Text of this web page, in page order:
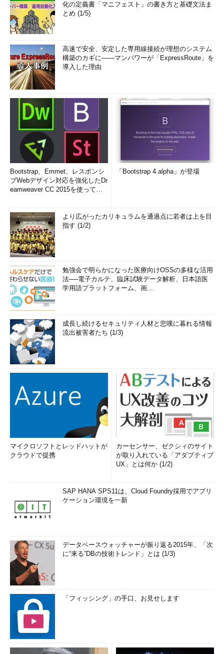
化の定義書「マニフェスト」の書き方と基礎文法ま
とめ (1/5)
高速で安全、安定した専用線接続が理想のシステム
構築のカギに――マンパワーが「ExpressRoute」を
導入した理由
Bootstrap、Emmet、レスポンシ
ブWebデザイン対応を強化したDr
eamweaver CC 2015を使って
「Bootstrap 4 alpha」が登場
より広がったカリキュラムを通過点に若者は上を目
指す (1/2)
勉強会で明らかになった医療向けOSSの多様な活用
法──電子カルテ、臨床試験データ解析、日本語医
学用語プラットフォーム、画...
成長し続けるセキュリティ人材と悲嘆に暮れる情報
流出被害者たち (1/3)
マイクロソフトとレッドハットが
クラウドで提携
カーセンサー、ゼクシィのサイト
が取り入れている「アダプティブ
UX」とは何か (1/2)
SAP HANA SPS11は、Cloud Foundry採用でアプリ
ケーション環境を一新
データベースウォッチャーが振り返る2015年、「次
に“来る”DBの技術トレンド」とは (1/3)
「フィッシング」の手口、お見せします